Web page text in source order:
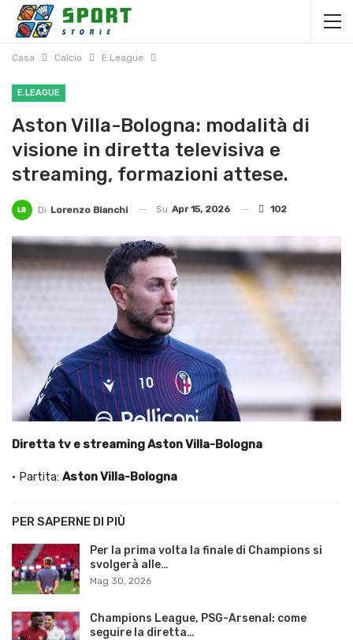
Casa Calcio E.League
E.LEAGUE
Aston Villa-Bologna: modalità di
visione in diretta televisiva e
streaming, formazioni attese.
Di Lorenzo Bianchi Su Apr 15, 2026 102
Diretta tv e streaming Aston Villa-Bologna
· Partita: Aston Villa-Bologna
PER SAPERNE DI PIÙ
Per la prima volta la finale di Champions si
svolgerà alle…
Mag 30, 2026
Champions League, PSG-Arsenal: come
seguire la diretta…